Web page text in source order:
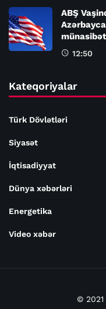
ABŞ
12:50
Kateqoriyalar
Türk Dövlətləri
Siyasət
İqtisadiyyat
Dünya xəbərləri
Energetika
Video xəbər
©